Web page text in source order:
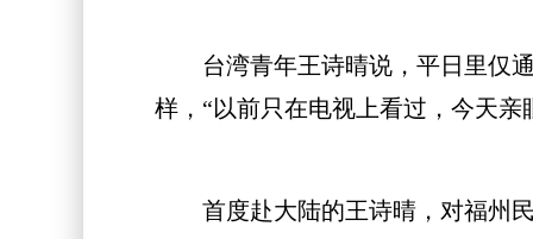
台湾青年王诗晴说，平日里仅通
样，“以前只在电视上看过，今天亲
首度赴大陆的王诗晴，对福州民